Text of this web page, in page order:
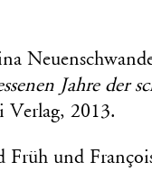
Jahre der
Verlag, 2013.
Früh und